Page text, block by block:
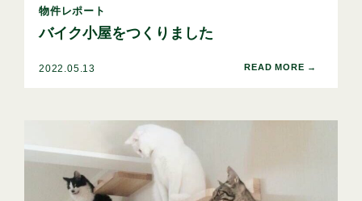
物件レポート
バイク小屋をつくりました
2022.05.13